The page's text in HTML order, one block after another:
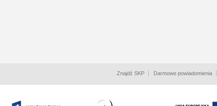
Znajdź SKP Darmowe powiadomienia